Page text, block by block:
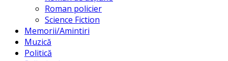
Roman policier
Science Fiction
Memorii/Amintiri
Muzică
Politică